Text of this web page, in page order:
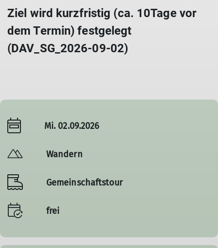
Ziel wird kurzfristig (ca. 10Tage vor
dem Termin) festgelegt
(DAV_SG_2026-09-02)
Mi. 02.09.2026
Wandern
Gemeinschaftstour
frei